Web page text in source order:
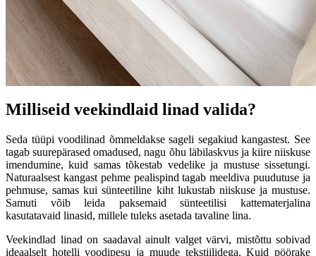
Milliseid veekindlaid linad valida?
Seda tüüpi voodilinad õmmeldakse sageli segakiud kangastest. See
tagab suurepärased omadused, nagu õhu läbilaskvus ja kiire niiskuse
imendumine, kuid samas tõkestab vedelike ja mustuse sissetungi.
Naturaalsest kangast pehme pealispind tagab meeldiva puudutuse ja
pehmuse, samas kui sünteetiline kiht lukustab niiskuse ja mustuse.
Samuti võib leida paksemaid sünteetilisi kattematerjalina
kasutatavaid linasid, millele tuleks asetada tavaline lina.
Veekindlad linad on saadaval ainult valget värvi, mistõttu sobivad
ideaalselt hotelli voodipesu ja muude tekstiilidega. Kuid pöörake